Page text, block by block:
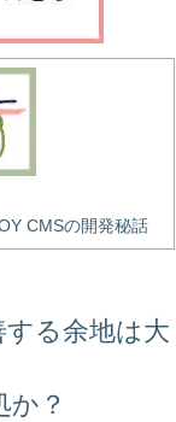
CMSの開発秘話
る余地は大
？